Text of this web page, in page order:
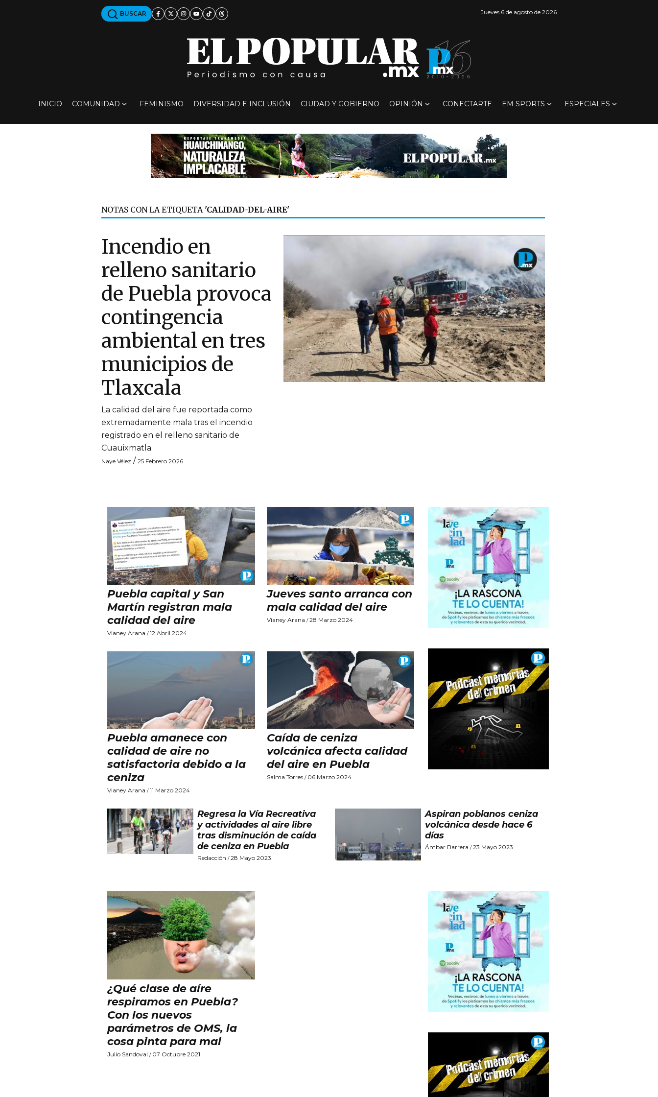
BUSCAR Jueves 6 de agosto de 2026
INICIO COMUNIDAD FEMINISMO DIVERSIDAD E INCLUSIÓN CIUDAD Y GOBIERNO OPINIÓN CONECTARTE EM SPORTS ESPECIALES
NOTAS CON LA ETIQUETA 'CALIDAD-DEL-AIRE'
Incendio en
relleno sanitario
de Puebla provoca
contingencia
ambiental en tres
municipios de
Tlaxcala
La calidad del aire fue reportada como
extremadamente mala tras el incendio
registrado en el relleno sanitario de
Cuauixmatla.
Naye Vélez / 25 Febrero 2026
Puebla capital y San
Martín registran mala
calidad del aire
Vianey Arana /12 Abril 2024
Jueves santo arranca con
mala calidad del aire
Vianey Arana /28 Marzo 2024
Puebla amanece con
calidad de aire no
satisfactoria debido a la
ceniza
Vianey Arana /11 Marzo 2024
Caída de ceniza
volcánica afecta calidad
del aire en Puebla
Salma Torres/ 06 Marzo 2024
Regresa la Vía Recreativa
y actividades al aire libre
tras disminución de caída
de ceniza en Puebla
Redacción /28 Mayo 2023
Aspiran poblanos ceniza
volcánica desde hace 6
días
Ámbar Barrera /23 Mayo 2023
¿Qué clase de aíre
respiramos en Puebla?
Con los nuevos
parámetros de OMS, la
cosa pinta para mal
Julio Sandoval / 07 Octubre 2021